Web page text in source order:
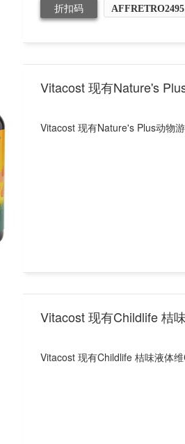
折扣码 AFFRETRO2495
Vitacost 现有Nature's
Vitacost 现有Nature's Plus动物
Vitacost 现有Childlife 桔
Vitacost 现有Childlife 桔味液体